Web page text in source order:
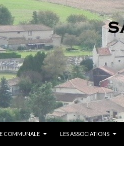
COMMUNALE LES ASSOCIATIONS